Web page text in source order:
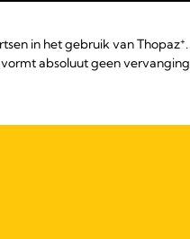
in het gebruik van Thopaz+.
absoluut geen vervanging